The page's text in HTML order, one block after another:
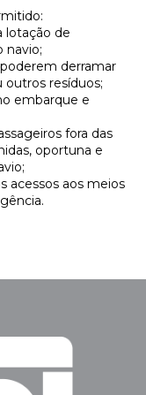
lotação de
navio;
derramar
resíduos;
embarque e
fora das
oportuna e
acessos aos meios